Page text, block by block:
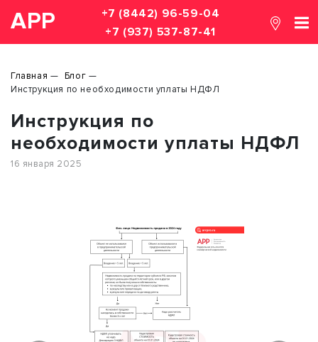
АРР
+7 (8442) 96-59-04
+7 (937) 537-87-41
Главная
Блог
Инструкция по необходимости уплаты НДФЛ
Инструкция по
необходимости уплаты НДФЛ
16 января 2025